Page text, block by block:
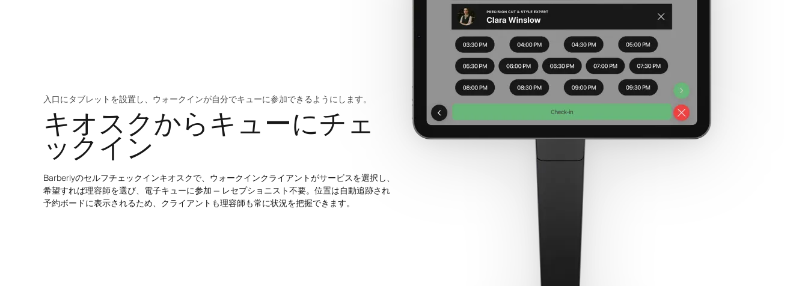
入口にタブレットを設置し、ウォークインが自分でキューに参加できるようにします。
キオスクからキューにチェ
ックイン
Barberlyのセルフチェックインキオスクで、ウォークインクライアントがサービスを選択し、
希望すれば理容師を選び、電子キューに参加 — レセプショニスト不要。位置は自動追跡され
予約ボードに表示されるため、クライアントも理容師も常に状況を把握できます。